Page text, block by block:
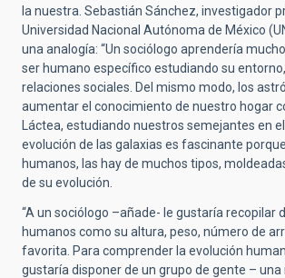
la nuestra. Sebastián Sánchez, investigador
Universidad Nacional Autónoma de México
una analogía: “Un sociólogo aprendería
ser humano específico estudiando su
relaciones sociales. Del mismo modo, los
aumentar el conocimiento de nuestro hogar
Láctea, estudiando nuestros semejantes en
evolución de las galaxias es fascinante
humanos, las hay de muchos tipos,
de su evolución.
“A un sociólogo –añade- le gustaría recopilar
humanos como su altura, peso, número de
favorita. Para comprender la evolución
gustaría disponer de un grupo de gente –